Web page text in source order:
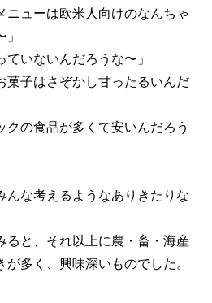
ニューは欧米人向けのなんちゃ
ていないんだろうな〜」
菓子はさぞかし甘ったるいんだ
クの食品が多くて安いんだろう
んな考えるようなありきたりな
ると、それ以上に農・畜・海産
多く、興味深いものでした。